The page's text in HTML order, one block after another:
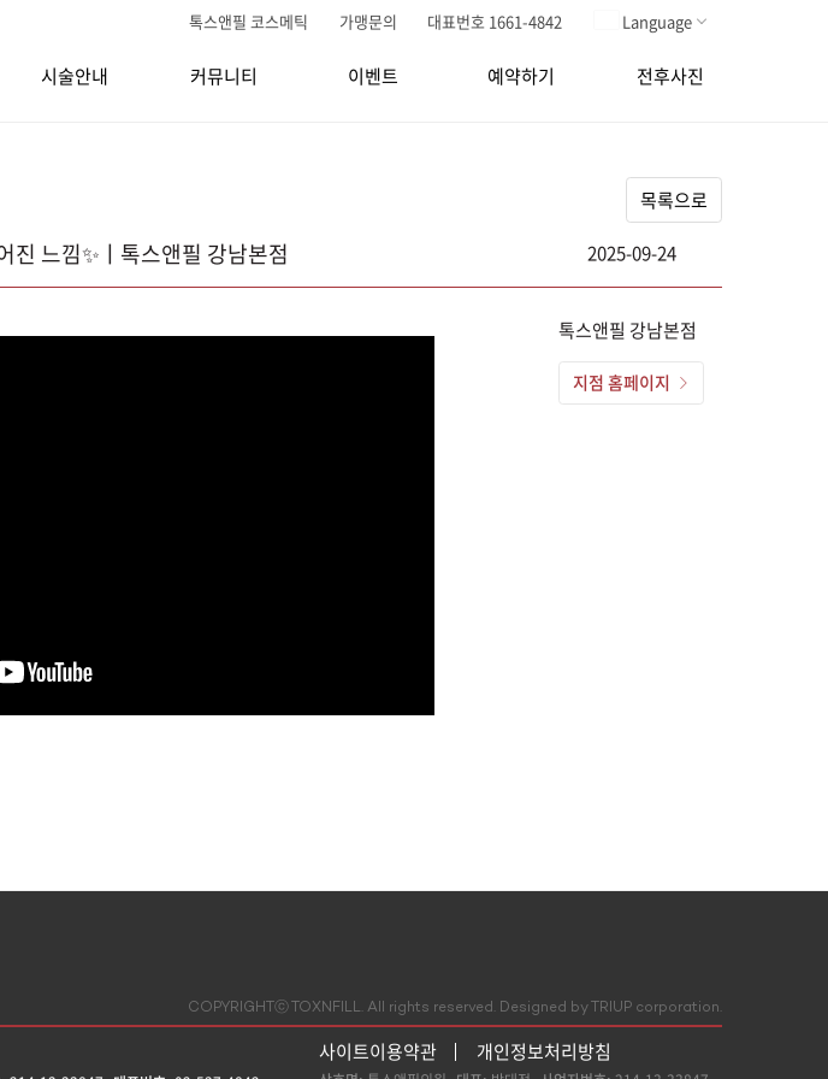
톡스앤필 코스메틱 가맹문의 대표번호 1661-4842 Language
시술안내 커뮤니티 이벤트 예약하기 전후사진
목록으로
진 느낌✨ㅣ톡스앤필 강남본점 2025-09-24
톡스앤필 강남본점
지점 홈페이지
COPYRIGHTⓒ TOXNFILL. All rights reserved. Designed by TRIUP corporation.
사이트이용약관 개인정보처리방침